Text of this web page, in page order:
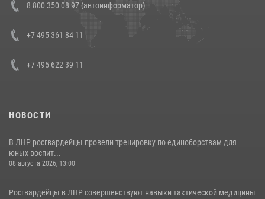
генерала армии Виктора Золотова с заместителем полномочного
представителя Президента Российской Федерации в Северо-
Кавказском федеральном округе Виталием Кузнецовым
8 800 350 08 97 (автоинформатор)
+7 495 361 84 11
+7 495 622 39 11
НОВОСТИ
В ЛНР росгвардейцы провели тренировку по единоборствам для
юных воспит...
08 августа 2026, 13:00
Росгвардейцы в ЛНР совершенствуют навыки тактической медицины